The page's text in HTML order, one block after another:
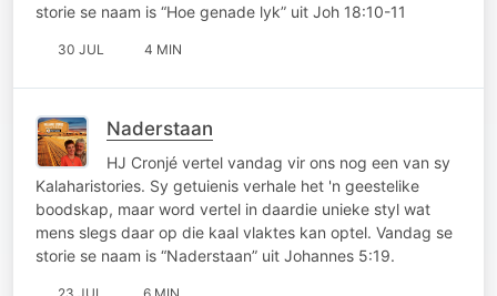
storie se naam is “Hoe genade lyk” uit Joh 18:10-11
30 JUL 4 MIN
Naderstaan
HJ Cronjé vertel vandag vir ons nog een van sy
Kalaharistories. Sy getuienis verhale het 'n geestelike
boodskap, maar word vertel in daardie unieke styl wat
mens slegs daar op die kaal vlaktes kan optel. Vandag se
storie se naam is “Naderstaan” uit Johannes 5:19.